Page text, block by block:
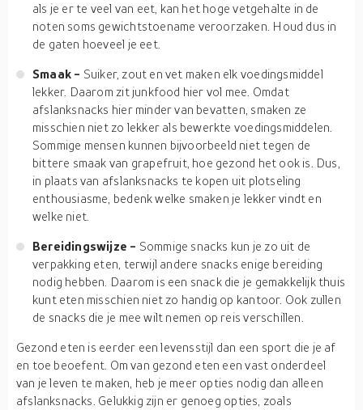
als je er te veel van eet, kan het hoge vetgehalte in de
noten soms gewichtstoename veroorzaken. Houd dus in
de gaten hoeveel je eet.
Smaak - Suiker, zout en vet maken elk voedingsmiddel
lekker. Daarom zit junkfood hier vol mee. Omdat
afslanksnacks hier minder van bevatten, smaken ze
misschien niet zo lekker als bewerkte voedingsmiddelen.
Sommige mensen kunnen bijvoorbeeld niet tegen de
bittere smaak van grapefruit, hoe gezond het ook is. Dus,
in plaats van afslanksnacks te kopen uit plotseling
enthousiasme, bedenk welke smaken je lekker vindt en
welke niet.
Bereidingswijze - Sommige snacks kun je zo uit de
verpakking eten, terwijl andere snacks enige bereiding
nodig hebben. Daarom is een snack die je gemakkelijk thuis
kunt eten misschien niet zo handig op kantoor. Ook zullen
de snacks die je mee wilt nemen op reis verschillen.
Gezond eten is eerder een levensstijl dan een sport die je af
en toe beoefent. Om van gezond eten een vast onderdeel
van je leven te maken, heb je meer opties nodig dan alleen
afslanksnacks. Gelukkig zijn er genoeg opties, zoals